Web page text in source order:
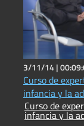
3/11/14 |
Curso de
infancia y la
Curso de
infancia y la